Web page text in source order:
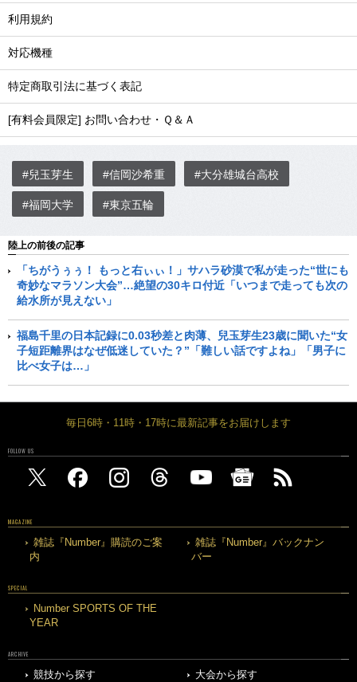
利用規約
対応機種
特定商取引法に基づく表記
[有料会員限定] お問い合わせ・Ｑ＆Ａ
#兒玉芽生 #信岡沙希重 #大分雄城台高校
#福岡大学 #東京五輪
陸上の前後の記事
「ちがうぅぅ！ もっと右ぃぃ！」サハラ砂漠で私が走った“世にも
奇妙なマラソン大会”…絶望の30キロ付近「いつまで走っても次の
給水所が見えない」
福島千里の日本記録に0.03秒差と肉薄、兒玉芽生23歳に聞いた“女
子短距離界はなぜ低迷していた？”「難しい話ですよね」「男子に
比べ女子は…」
毎日6時・11時・17時に最新記事をお届けします
FOLLOW US
MAGAZINE
雑誌『Number』購読のご案
内
雑誌『Number』バックナン
バー
SPECIAL
Number SPORTS OF THE
YEAR
ARCHIVE
競技から探す
大会から探す